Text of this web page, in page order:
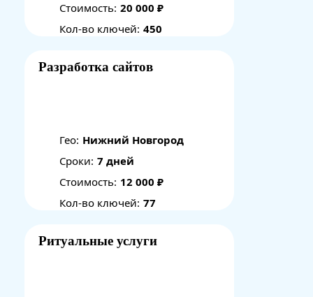
Стоимость: 20 000 ₽
Кол-во ключей: 450
Разработка сайтов
Гео: Нижний Новгород
Сроки: 7 дней
Стоимость: 12 000 ₽
Кол-во ключей: 77
Ритуальные услуги